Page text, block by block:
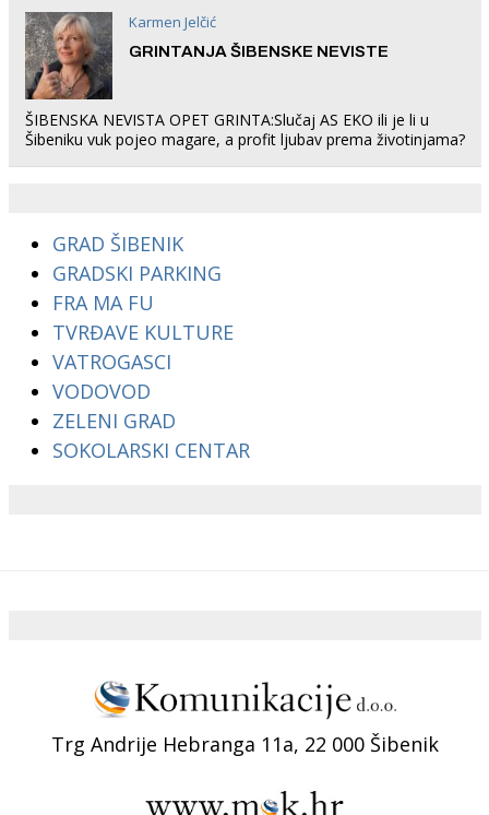
Karmen Jelčić
GRINTANJA ŠIBENSKE NEVISTE
ŠIBENSKA NEVISTA OPET GRINTA:Slučaj AS EKO ili je li u
Šibeniku vuk pojeo magare, a profit ljubav prema životinjama?
GRAD ŠIBENIK
GRADSKI PARKING
FRA MA FU
TVRĐAVE KULTURE
VATROGASCI
VODOVOD
ZELENI GRAD
SOKOLARSKI CENTAR
Trg Andrije Hebranga 11a, 22 000 Šibenik